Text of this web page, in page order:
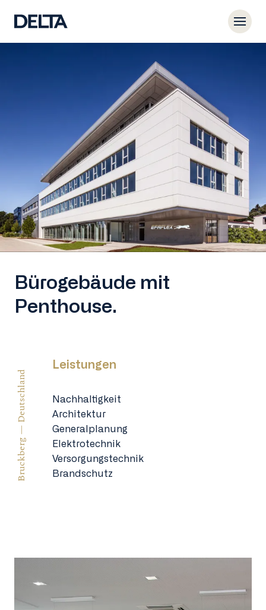
Bürogebäude mit
Penthouse.
Bruckberg — Deutschland
Leistungen
Nachhaltigkeit
Architektur
Generalplanung
Elektrotechnik
Versorgungstechnik
Brandschutz